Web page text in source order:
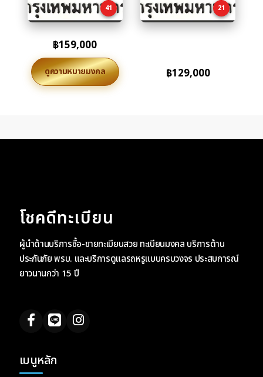
41
฿159,000
ดูความหมายมงคล
21
฿129,000
โชคดีทะเบียน
ผู้นำด้านบริการซื้อ-ขายทะเบียนสวย ทะเบียนมงคล บริการด้าน
ประกันภัย พรบ. และบริการดูแลรถหรูแบบครบวงจร ประสบการณ์
ยาวนานกว่า 15 ปี
เมนูหลัก